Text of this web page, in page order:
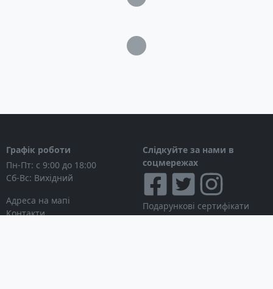
Загрузка...
Графік роботи
Пн-Пт: с 9:00 до 18:00
Сб-Вс: Вихідний
Адреса на мапі
Контакти
Слідкуйте за нами в
соцмережах
Подарункові сертифікати
Дисконтні картки